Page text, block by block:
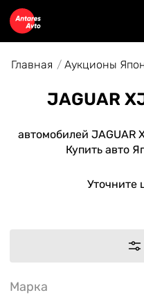
Главная Аукционы
JAGUAR
автомобилей JAGUAR
Купить авто
Уточните
Марка